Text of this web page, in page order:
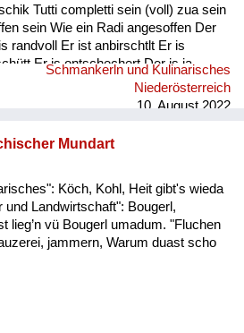
Tutti completti sein (voll) zua sein
sein Wie ein Radi angesoffen Der
randvoll Er ist anbirschtlt Er is
Er is ontschechert Der is ja
steif (steifer Blick) Fett wie ein
Angefüllt sein abgefüllt sein
Schmankerln und Kulinarisches
Niederösterreich
10. August 2022
Mundart
Köch, Kohl, Heit gibt's wieda
Landwirtschaft": Bougerl,
lieg’n vü Bougerl umadum. "Fluchen
jammern, Warum duast scho